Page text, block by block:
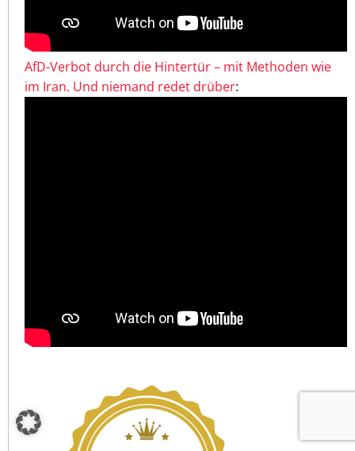
AfD-Verbot durch die Hintertür – mit Methoden wie
im Iran. Und niemand redet drüber: